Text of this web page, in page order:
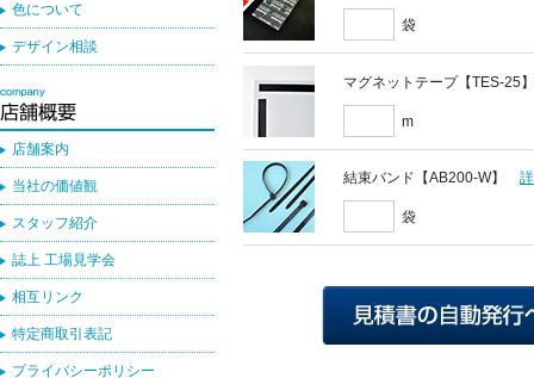
袋
マグネットテープ【TES-25
m
結束バンド【AB200-W】
袋
色について
デザイン相談
店舗案内
当社の価値観
スタッフ紹介
誌上 工場見学会
相互リンク
特定商取引表記
プライバシーポリシー